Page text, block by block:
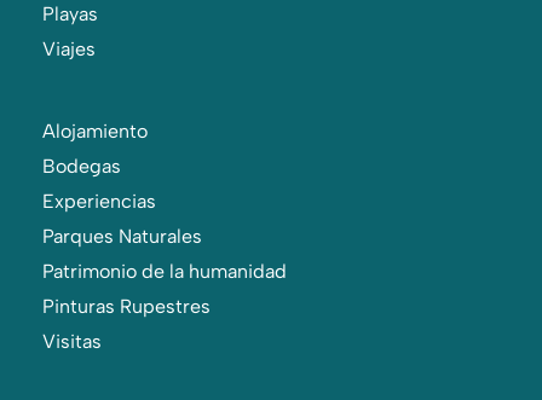
Playas
Viajes
Alojamiento
Bodegas
Experiencias
Parques Naturales
Patrimonio de la humanidad
Pinturas Rupestres
Visitas